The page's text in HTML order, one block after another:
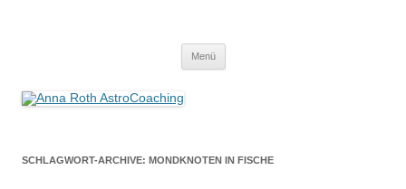
Menü
SCHLAGWORT-ARCHIVE: MONDKNOTEN IN FISCHE